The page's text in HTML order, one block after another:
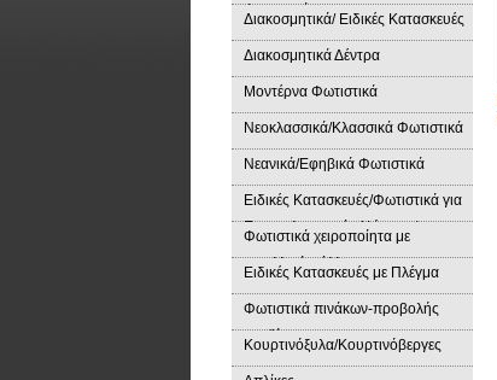
Φωτιστικά
Διακοσμητικά/ Ειδικές Κατασκευές
Διακοσμητικά Δέντρα
Μοντέρνα Φωτιστικά
Νεοκλασσικά/Κλασσικά Φωτιστικά
Νεανικά/Εφηβικά Φωτιστικά
Ειδικές Κατασκευές/Φωτιστικά για
Επαγγελματικούς Χώρους/
Παραδοσιακά Φωτιστικά
Φωτιστικά χειροποίητα με
μεταλλικά φύλλα
Ειδικές Κατασκευές με Πλέγμα
Φωτιστικά πινάκων-προβολής
προϊόντων
Κουρτινόξυλα/Κουρτινόβεργες